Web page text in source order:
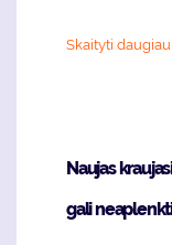
Skaityti daugiau
Naujas
gali